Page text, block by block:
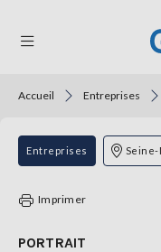
THÉMATIQUES
RÉGIONS
Accueil Entreprises
Entreprises
Imprimer
PORTRAIT